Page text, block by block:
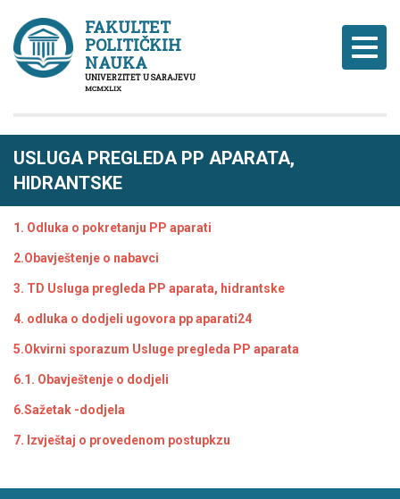
FAKULTET
POLITIČKIH
NAUKA
UNIVERZITET U SARAJEVU
MCMXLIX
USLUGA PREGLEDA PP APARATA,
HIDRANTSKE
1. Odluka o pokretanju PP aparati
2.Obavještenje o nabavci
3. TD Usluga pregleda PP aparata, hidrantske
4. odluka o dodjeli ugovora pp aparati24
5.Okvirni sporazum Usluge pregleda PP aparata
6.1. Obavještenje o dodjeli
6.Sažetak -dodjela
7. Izvještaj o provedenom postupkzu